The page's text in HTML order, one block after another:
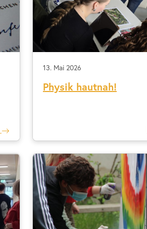
13. Mai 2026
Physik hautnah!